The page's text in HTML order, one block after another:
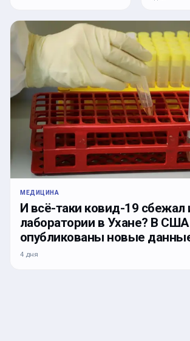
МЕДИЦИНА
И всё-таки ковид-19 сбежал
лаборатории в Ухане? В США
опубликованы новые
4 дня